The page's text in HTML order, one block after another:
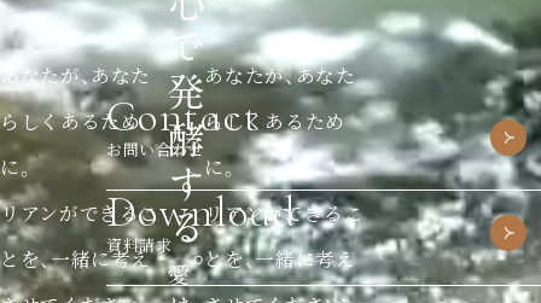
あなたが、あなた
らしくあるため
に。
リアンができるこ
とを、一緒に考え
あなたが、あなた
らしくあるため
に。
リアンができるこ
とを、一緒に考え
Contact
お問い合わせ
Download
資料請求